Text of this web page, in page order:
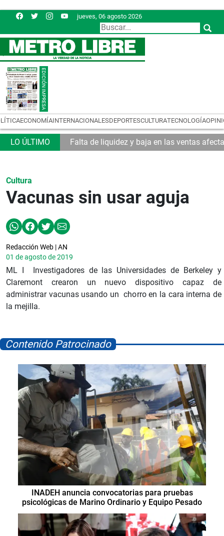
jueves, 06 agosto 2026
ECONOMÍAINTERNACIONALESDEPORTESCULTURATECNOLOGÍA
Falta de liquidez y baja en las ventas
Cultura
Vacunas sin usar aguja
Redacción Web | AN
01 de agosto de 2019
ML I Investigadores de las Universidades de Berkeley y
Claremont crearon un nuevo dispositivo capaz de
administrar vacunas usando un chorro en la cara interna de
la mejilla.
Contenido Patrocinado
INADEH anuncia convocatorias para pruebas
psicológicas de Marino Ordinario y Equipo Pesado